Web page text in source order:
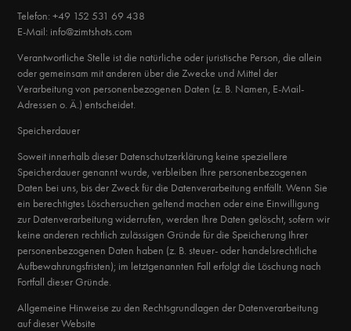
Telefon: +49 152 531 69 438
E-Mail: info@zimtshots.com
Verantwortliche Stelle ist die natürliche oder juristische Person, die allein
oder gemeinsam mit anderen über die Zwecke und Mittel der
Verarbeitung von personenbezogenen Daten (z. B. Namen, E-Mail-
Adressen o. Ä.) entscheidet.
Speicherdauer
Soweit innerhalb dieser Datenschutzerklärung keine speziellere
Speicherdauer genannt wurde, verbleiben Ihre personenbezogenen
Daten bei uns, bis der Zweck für die Datenverarbeitung entfällt. Wenn Sie
ein berechtigtes Löschersuchen geltend machen oder eine Einwilligung
zur Datenverarbeitung widerrufen, werden Ihre Daten gelöscht, sofern wir
keine anderen rechtlich zulässigen Gründe für die Speicherung Ihrer
personenbezogenen Daten haben (z. B. steuer- oder handelsrechtliche
Aufbewahrungsfristen); im letztgenannten Fall erfolgt die Löschung nach
Fortfall dieser Gründe.
Allgemeine Hinweise zu den Rechtsgrundlagen der Datenverarbeitung
auf dieser Website